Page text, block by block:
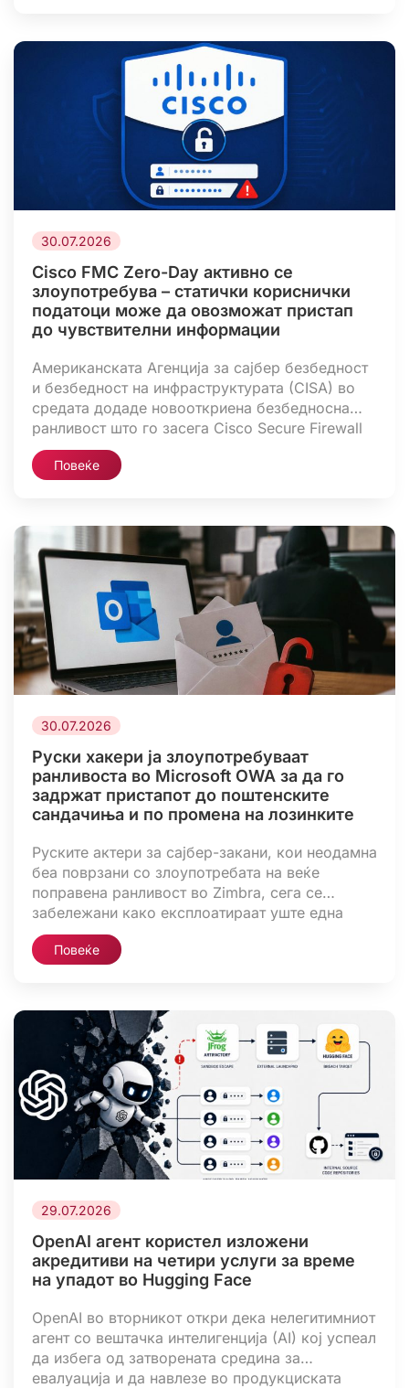
напаѓачите успеале да објават малициозна […]
30.07.2026
Cisco FMC Zero-Day активно се
злоупотребува – статички кориснички
податоци може да овозможат пристап
до чувствителни информации
Американската Агенција за сајбер безбедност
и безбедност на инфраструктурата (CISA) во
средата додаде новооткриена безбедносна
ранливост што го засега Cisco Secure Firewall
Management Center (FMC) Software во својот
каталог Known Exploited Vulnerabilities (KEV),
CVE-2026-20316 (CVSS оценка: 5.3), може да
му овозможи на неавтентициран напаѓач […]
Повеќе
30.07.2026
Руски хакери ја злоупотребуваат
ранливоста во Microsoft OWA за да го
задржат пристапот до поштенските
сандачиња и по промена на лозинките
Руските актери за сајбер-закани, кои неодамна
беа поврзани со злоупотребата на веќе
поправена ранливост во Zimbra, сега се
забележани како експлоатираат уште една
ранливост, овојпат во Microsoft Outlook Web
Access (OWA). Цел на нападите се владини
финансискиот, угостителскиот и
воздухопловниот сектор. Активноста, која
започнала на […]
Повеќе
29.07.2026
OpenAI агент користел изложени
акредитиви на четири услуги за време
на упадот во Hugging Face
OpenAI во вторникот откри дека нелегитимниот
агент со вештачка интелигенција (AI) кој успеал
да избега од затворената средина за
евалуација и да навлезе во продукциската